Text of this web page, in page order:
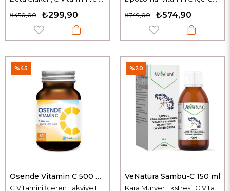
₺299,90
₺450,00 ₺574,90
₺749,00
Osende Vitamin C 500 mg 60 Kapsül
%45
VeNatura Sambu-C 150 ml
%20